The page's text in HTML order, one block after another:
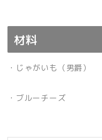
材料
・じゃがいも（男爵）
・ブルーチーズ